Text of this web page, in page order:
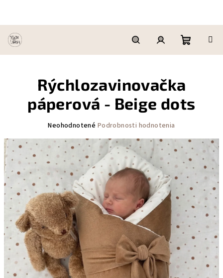
obsah
HľadaťPrihlásenie
košík
Rýchlozavinovačka
páperová - Beige dots
produktu
je
0,0
z
5
hviezdičiek.
Neohodnotené Podrobnosti hodnotenia